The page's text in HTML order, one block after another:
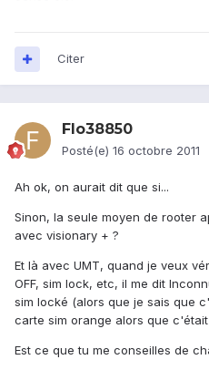
Citer
Flo38850
Posté(e) 16 octobre 2011
Ah ok, on aurait dit que si...
Sinon, la seule moyen de rooter
avec visionary + ?
Et là avec UMT, quand je veux
OFF, sim lock, etc, il me dit
sim locké (alors que je sais que
carte sim orange alors que c'était
Est ce que tu me conseilles de